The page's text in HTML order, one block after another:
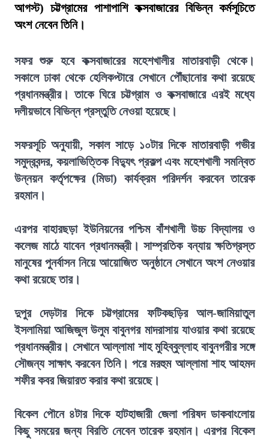
আগস্ট) চট্টগ্রামের পাশাপাশি কক্সবাজারের বিভিন্ন কর্মসূচিতে
অংশ নেবেন তিনি।
সফর শুরু হবে কক্সবাজারের মহেশখালীর মাতারবাড়ী থেকে।
সকালে ঢাকা থেকে হেলিকপ্টারে সেখানে পৌঁছানোর কথা রয়েছে
প্রধানমন্ত্রীর। তাকে ঘিরে চট্টগ্রাম ও কক্সবাজারে এরই মধ্যে
দলীয়ভাবে বিভিন্ন প্রস্তুতি নেওয়া হয়েছে।
সফরসূচি অনুযায়ী, সকাল সাড়ে ১০টার দিকে মাতারবাড়ী গভীর
সমুদ্রবন্দর, কয়লাভিত্তিক বিদ্যুৎ প্রকল্প এবং মহেশখালী সমন্বিত
উন্নয়ন কর্তৃপক্ষের (মিডা) কার্যক্রম পরিদর্শন করবেন তারেক
রহমান।
এরপর বাহারছড়া ইউনিয়নের পশ্চিম বাঁশখালী উচ্চ বিদ্যালয় ও
কলেজ মাঠে যাবেন প্রধানমন্ত্রী। সাম্প্রতিক বন্যায় ক্ষতিগ্রস্ত
মানুষের পুনর্বাসন নিয়ে আয়োজিত অনুষ্ঠানে সেখানে অংশ নেওয়ার
কথা রয়েছে তার।
দুপুর দেড়টার দিকে চট্টগ্রামের ফটিকছড়ির আল-জামিয়াতুল
ইসলামিয়া আজিজুল উলুম বাবুনগর মাদরাসায় যাওয়ার কথা রয়েছে
প্রধানমন্ত্রীর। সেখানে আল্লামা শাহ মুহিব্বুল্লাহ বাবুনগরীর সঙ্গে
সৌজন্য সাক্ষাৎ করবেন তিনি। পরে মরহুম আল্লামা শাহ আহমদ
শফীর কবর জিয়ারত করার কথা রয়েছে।
বিকেল পৌনে ৪টার দিকে হাটহাজারী জেলা পরিষদ ডাকবাংলোয়
কিছু সময়ের জন্য বিরতি নেবেন তারেক রহমান। এরপর বিকেল